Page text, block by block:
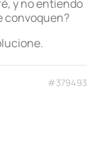
y no entiendo
convoquen?
#379493